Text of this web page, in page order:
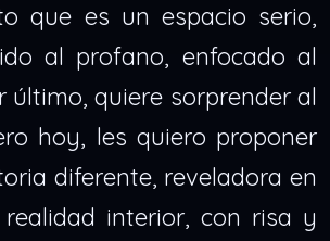
que es un espacio serio,
al profano, enfocado al
último, quiere sorprender al
hoy, les quiero proponer
diferente, reveladora en
interior, con risa y